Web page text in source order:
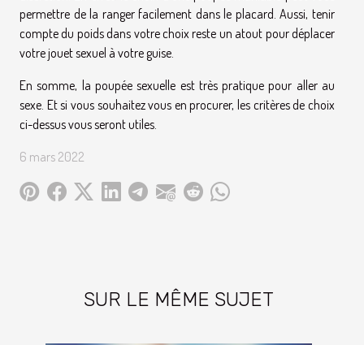
permettre de la ranger facilement dans le placard. Aussi, tenir
compte du poids dans votre choix reste un atout pour déplacer
votre jouet sexuel à votre guise.
En somme, la poupée sexuelle est très pratique pour aller au
sexe. Et si vous souhaitez vous en procurer, les critères de choix
ci-dessus vous seront utiles.
6 mars 2022
SUR LE MÊME SUJET